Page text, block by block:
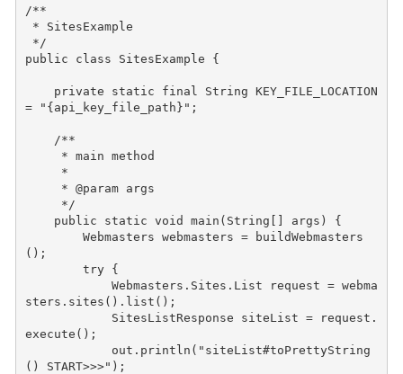
/**
* SitesExample
*/
public
class SitesExample {
private static final String KEY_FILE_LOCATION
=
"{api_key_file_path}" ;
/**
     * main method
     *
     * @param args
     */
public
static void main ( String args )
{
Webmasters webmasters =
buildWebmasters
();
try
{
Webmasters . Sites . List request = webma
sters . sites (). list ();
SitesListResponse
siteList = request .
execute ();
out . println ( "siteList#toPrettyString
() START>>>" );